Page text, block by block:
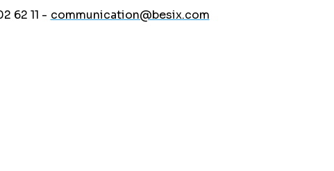
62 11 - communication@besix.com